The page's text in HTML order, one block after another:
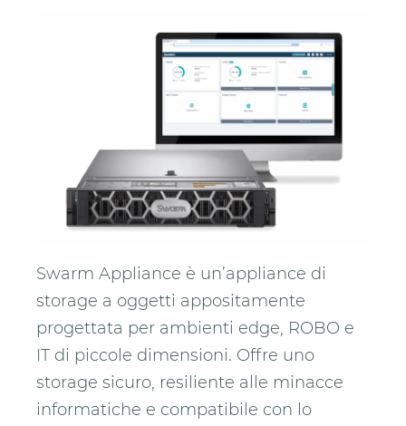
Swarm Appliance è un’appliance di
storage a oggetti appositamente
progettata per ambienti edge, ROBO e
IT di piccole dimensioni. Offre uno
storage sicuro, resiliente alle minacce
informatiche e compatibile con lo